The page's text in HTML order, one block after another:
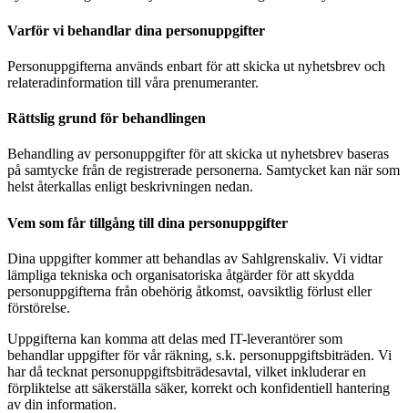
Varför vi behandlar dina personuppgifter
Personuppgifterna används enbart för att skicka ut nyhetsbrev och
relateradinformation till våra prenumeranter.
Rättslig grund för behandlingen
Behandling av personuppgifter för att skicka ut nyhetsbrev baseras
på samtycke från de registrerade personerna. Samtycket kan när som
helst återkallas enligt beskrivningen nedan.
Vem som får tillgång till dina personuppgifter
Dina uppgifter kommer att behandlas av Sahlgrenskaliv. Vi vidtar
lämpliga tekniska och organisatoriska åtgärder för att skydda
personuppgifterna från obehörig åtkomst, oavsiktlig förlust eller
förstörelse.
Uppgifterna kan komma att delas med IT-leverantörer som
behandlar uppgifter för vår räkning, s.k. personuppgiftsbiträden. Vi
har då tecknat personuppgiftsbiträdesavtal, vilket inkluderar en
förpliktelse att säkerställa säker, korrekt och konfidentiell hantering
av din information.